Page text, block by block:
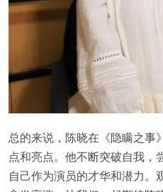
总的来说，陈晓在《隐瞒之事
点和亮点。他不断突破自我，
自己作为演员的才华和潜力。